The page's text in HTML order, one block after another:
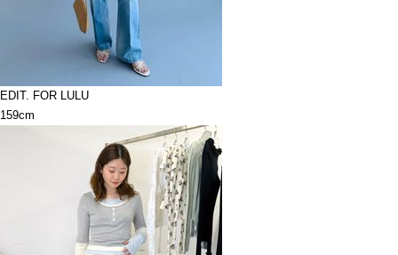
EDIT. FOR LULU
159cm